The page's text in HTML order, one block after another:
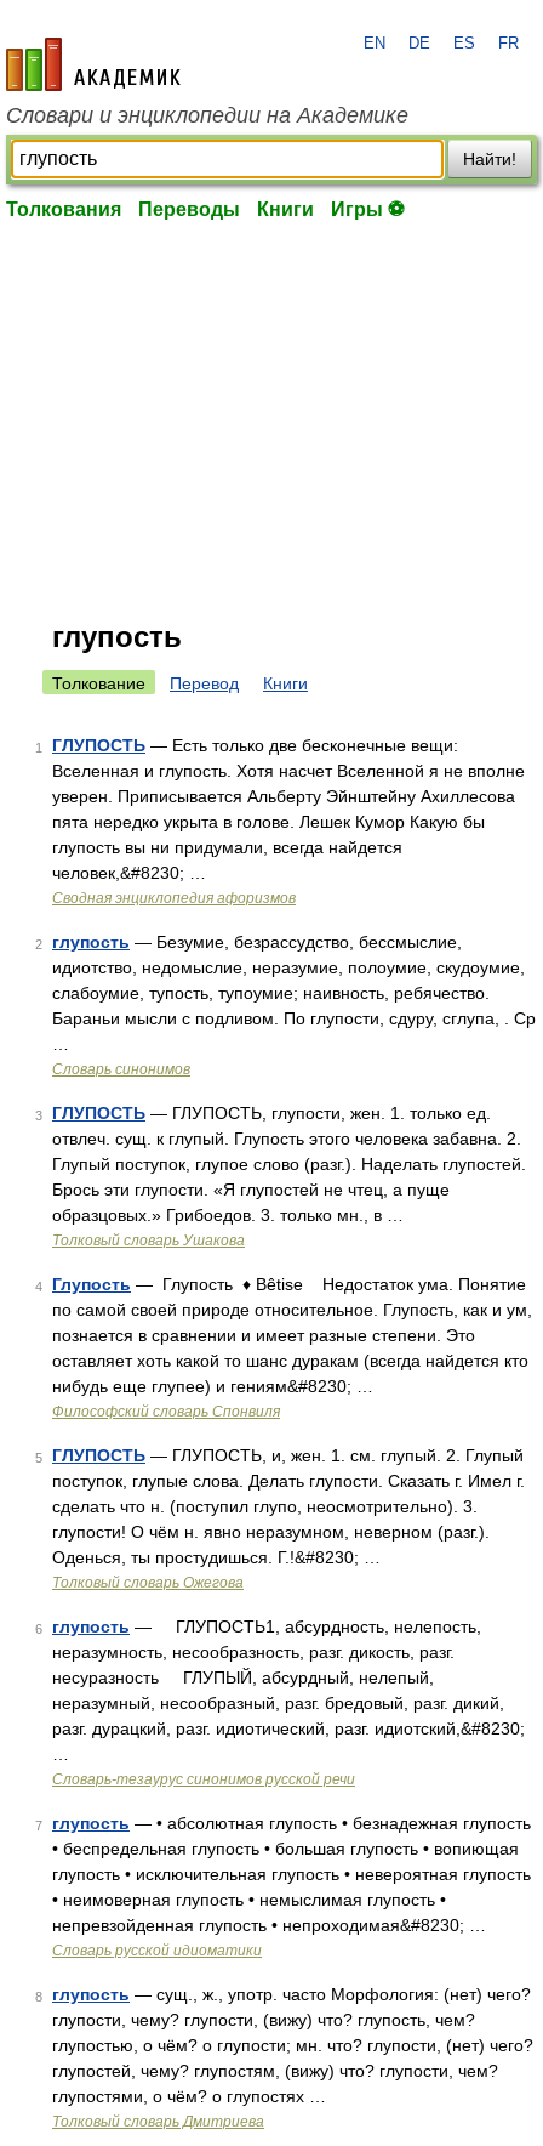
academic.ru
EN DE ES FR
Словари и энциклопедии на Академике
Найти!
Толкования Переводы Книги Игры ⚽
глупость
Толкование Перевод Книги
1 ГЛУПОСТЬ — Есть только две бесконечные вещи:
Вселенная и глупость. Хотя насчет Вселенной я не вполне
уверен. Приписывается Альберту Эйнштейну Ахиллесова
пята нередко укрыта в голове. Лешек Кумор Какую бы
глупость вы ни придумали, всегда найдется
человек,&#8230; …
Сводная энциклопедия афоризмов
2 глупость — Безумие, безрассудство, бессмыслие,
идиотство, недомыслие, неразумие, полоумие, скудоумие,
слабоумие, тупость, тупоумие; наивность, ребячество.
Бараньи мысли с подливом. По глупости, сдуру, сглупа, . Ср
Словарь синонимов
3 ГЛУПОСТЬ — ГЛУПОСТЬ, глупости, жен. 1. только ед.
отвлеч. сущ. к глупый. Глупость этого человека забавна. 2.
Глупый поступок, глупое слово (разг.). Наделать глупостей.
Брось эти глупости. «Я глупостей не чтец, а пуще
образцовых.» Грибоедов. 3. только мн., в …
Толковый словарь Ушакова
4 Глупость — Глупость ♦ Bêtise Недостаток ума. Понятие
по самой своей природе относительное. Глупость, как и ум,
познается в сравнении и имеет разные степени. Это
оставляет хоть какой то шанс дуракам (всегда найдется кто
нибудь еще глупее) и гениям&#8230; …
Философский словарь Спонвиля
5 ГЛУПОСТЬ — ГЛУПОСТЬ, и, жен. 1. см. глупый. 2. Глупый
поступок, глупые слова. Делать глупости. Сказать г. Имел г.
сделать что н. (поступил глупо, неосмотрительно). 3.
глупости! О чём н. явно неразумном, неверном (разг.).
Оденься, ты простудишься. Г.!&#8230; …
Толковый словарь Ожегова
6 глупость — ГЛУПОСТЬ1, абсурдность, нелепость,
неразумность, несообразность, разг. дикость, разг.
несуразность ГЛУПЫЙ, абсурдный, нелепый,
неразумный, несообразный, разг. бредовый, разг. дикий,
разг. дурацкий, разг. идиотический, разг. идиотский,&#8230;
Словарь-тезаурус синонимов русской речи
7 глупость — • абсолютная глупость • безнадежная глупость
• беспредельная глупость • большая глупость • вопиющая
глупость • исключительная глупость • невероятная глупость
• неимоверная глупость • немыслимая глупость •
непревзойденная глупость • непроходимая&#8230; …
Словарь русской идиоматики
8 глупость — сущ., ж., употр. часто Морфология: (нет) чего?
глупости, чему? глупости, (вижу) что? глупость, чем?
глупостью, о чём? о глупости; мн. что? глупости, (нет) чего?
глупостей, чему? глупостям, (вижу) что? глупости, чем?
глупостями, о чём? о глупостях …
Толковый словарь Дмитриева